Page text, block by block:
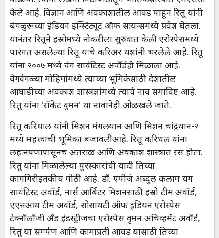
केले आहे. विज्ञान आणि अवकाशातील आवड पाहून रितू यांनी
बंगळुरूच्या इंडियन इन्स्टिट्यूट ऑफ सायन्समध्ये प्रवेश घेतला.
यानंतर रितूने इस्रोमध्ये नोकरीला सुरुवात केली. एरोस्पेसमध्ये
पारंगत असलेल्या रितू यांचे करिअर यशांनी भरलेले आहे. रितू
यांना २००७ मध्ये यंग सायंटिस्ट अवॉर्डही मिळाला आहे.
वेगवेगळ्या मोहिमांमध्ये त्यांच्या भूमिकेसाठी देशातील
आघाडीच्या अवकाश शास्त्रज्ञांमध्ये त्यांचे नाव समाविष्ट आहे.
रितू यांना 'रॉकेट वुमन' या नावानेही ओळखले जाते.
रितू करिधाल यांनी मिशन मंगलयान आणि मिशन चांद्रयान-२
मध्ये महत्त्वाची भूमिका बजावली आहे. रितू करिधल यांना
लहानपणापासूनच अंतराळ आणि अवकाश शास्त्रात रस होता.
रितू यांना मिळालेल्या पुरस्कारांची यादी तिच्या
कामगिरीइतकीच मोठी आहे. डॉ. एपीजे अब्दुल कलाम यंग
सायंटिस्ट अवॉर्ड, मार्स आर्बिटर मिशनसाठी इस्रो टीम अवॉर्ड,
एएसआय टीम अवॉर्ड, सोसायटी ऑफ इंडियन एरोस्पेस
टेक्नॉलॉजी अँड इंडस्ट्रीजचा एरोस्पेस वुमन अचिव्हमेंट अवॉर्ड,
रितू या समर्पण आणि कामाप्रती आवड यासाठी तिच्या